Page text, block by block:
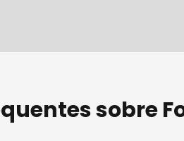
sobre